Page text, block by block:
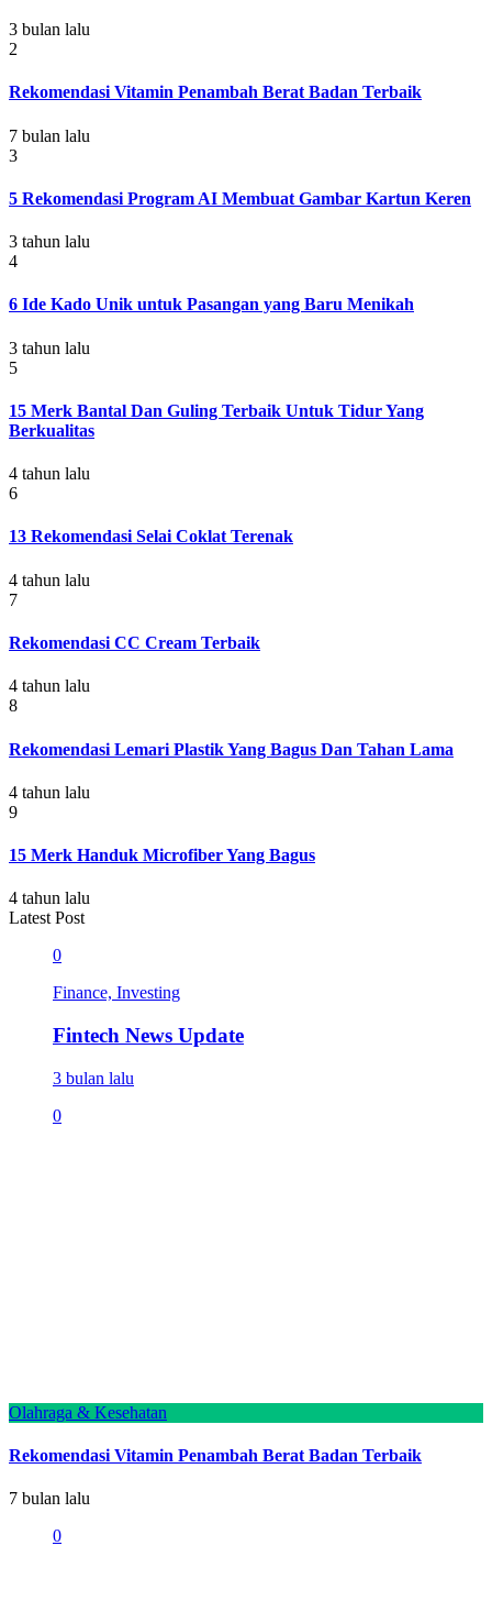
3 bulan lalu
2
Rekomendasi Vitamin Penambah Berat Badan Terbaik
7 bulan lalu
3
5 Rekomendasi Program AI Membuat Gambar Kartun Keren
3 tahun lalu
4
6 Ide Kado Unik untuk Pasangan yang Baru Menikah
3 tahun lalu
5
15 Merk Bantal Dan Guling Terbaik Untuk Tidur Yang
Berkualitas
4 tahun lalu
6
13 Rekomendasi Selai Coklat Terenak
4 tahun lalu
7
Rekomendasi CC Cream Terbaik
4 tahun lalu
8
Rekomendasi Lemari Plastik Yang Bagus Dan Tahan Lama
4 tahun lalu
9
15 Merk Handuk Microfiber Yang Bagus
4 tahun lalu
Latest Post
0
Finance, Investing
Fintech News Update
3 bulan lalu
0
Olahraga & Kesehatan
Rekomendasi Vitamin Penambah Berat Badan Terbaik
7 bulan lalu
0